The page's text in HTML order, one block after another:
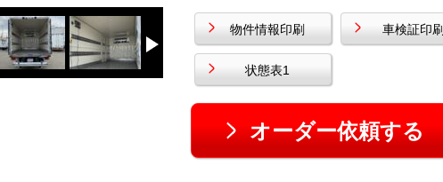
物件情報印刷 車検証印刷
状態表1